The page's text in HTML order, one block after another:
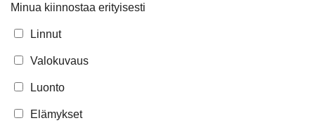
Minua kiinnostaa erityisesti
Linnut
Valokuvaus
Luonto
Elämykset